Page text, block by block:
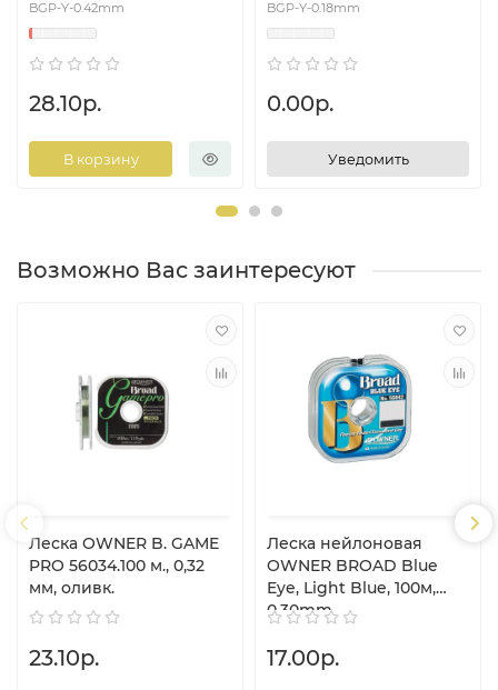
BGP-Y-0.42mm
28.10р.
В корзину
BGP-Y-0.18mm
0.00р.
Уведомить
Возможно Вас заинтересуют
Леска OWNER B. GAME
PRO 56034.100 м., 0,32
мм, оливк.
23.10р.
Леска нейлоновая
OWNER BROAD Blue
Eye, Light Blue, 100м,
0.30mm
17.00р.